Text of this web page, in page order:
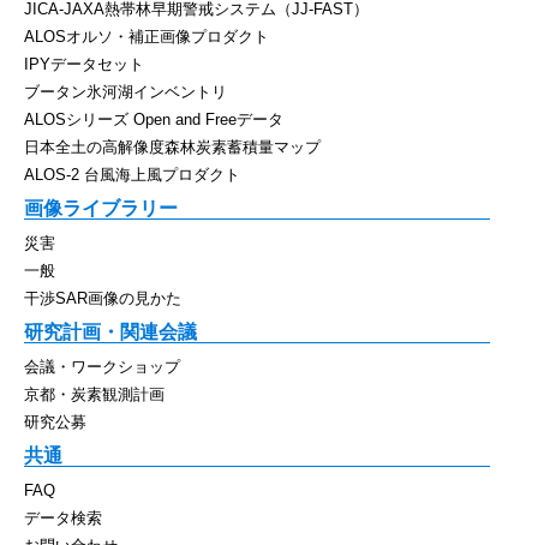
JICA-JAXA熱帯林早期警戒システム（JJ-FAST）
ALOSオルソ・補正画像プロダクト
IPYデータセット
ブータン氷河湖インベントリ
ALOSシリーズ Open and Freeデータ
日本全土の高解像度森林炭素蓄積量マップ
ALOS-2 台風海上風プロダクト
画像ライブラリー
災害
一般
干渉SAR画像の見かた
研究計画・関連会議
会議・ワークショップ
京都・炭素観測計画
研究公募
共通
FAQ
データ検索